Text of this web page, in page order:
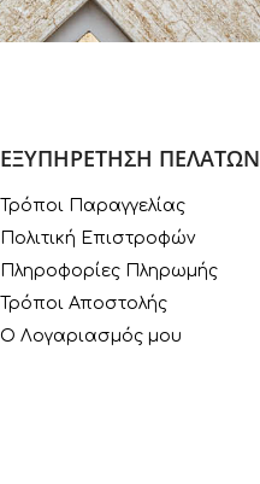
ΕΞΥΠΗΡΕΤΗΣΗ ΠΕΛΑΤΩΝ
Τρόποι Παραγγελίας
Πολιτική Επιστροφών
Πληροφορίες Πληρωμής
Τρόποι Αποστολής
Ο Λογαριασμός μου